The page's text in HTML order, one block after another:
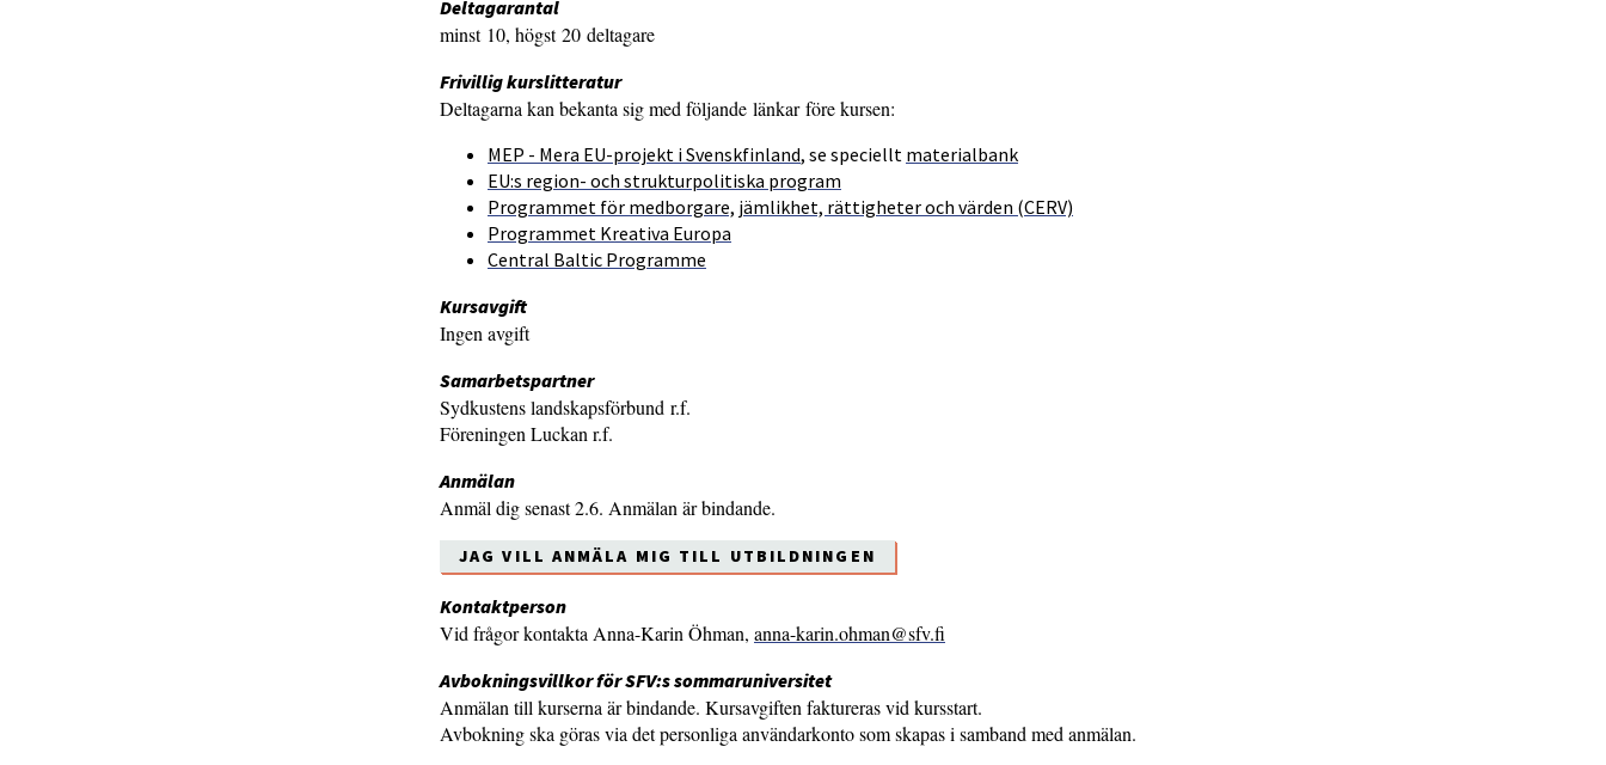
Deltagarantal
minst 10, högst 20 deltagare
Frivillig kurslitteratur
Deltagarna kan bekanta sig med följande länkar före kursen:
MEP - Mera EU-projekt i Svenskfinland, se speciellt materialbank
EU:s region- och strukturpolitiska program
Programmet för medborgare, jämlikhet, rättigheter och värden ​​(CERV)
Programmet Kreativa Europa
Central Baltic Programme
Kursavgift
Ingen avgift
Samarbetspartner
Sydkustens landskapsförbund r.f.
Föreningen Luckan r.f.
Anmälan
Anmäl dig senast 2.6. Anmälan är bindande.
JAG VILL ANMÄLA MIG TILL UTBILDNINGEN
Kontaktperson
Vid frågor kontakta Anna-Karin Öhman, anna-karin.ohman@sfv.fi
Avbokningsvillkor för SFV:s sommaruniversitet
Anmälan till kurserna är bindande. Kursavgiften faktureras vid kursstart.
Avbokning ska göras via det personliga användarkonto som skapas i samband med anmälan.